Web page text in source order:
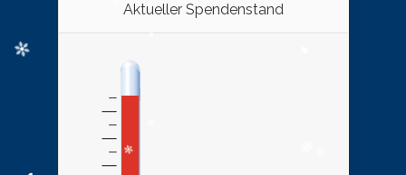
Aktueller Spendenstand